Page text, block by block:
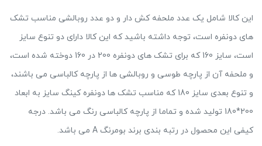
این کالا شامل یک عدد ملحفه کش دار و دو عدد روبالشی مناسب تشک
های دونفره است، توجه داشته باشید که این کالا دارای دو تنوع سایز
است، سایز 160 که برای تشک های دونفره 200 در 160 دوخته شده است،
و ملحفه آن از پارچه طوسی و روبالشی ها از پارچه کالباسی می باشند،
و تنوع بعدی سایز 180 که مناسب تشک ها دونفره کینگ سایز به ابعاد
200*180 تولید شده و تماما از پارچه کالباسی رنگ می باشد. درجه
کیفی این محصول در رتبه بندی برند بومرنگ A می باشد.